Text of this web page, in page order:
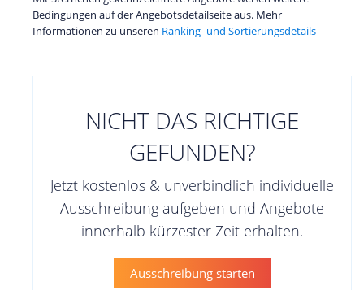
Bedingungen auf der Angebotsdetailseite aus. Mehr
Informationen zu unseren Ranking- und Sortierungsdetails
NICHT DAS RICHTIGE
GEFUNDEN?
Jetzt kostenlos & unverbindlich individuelle
Ausschreibung aufgeben und Angebote
innerhalb kürzester Zeit erhalten.
Ausschreibung starten